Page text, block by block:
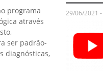
programa
através
ser padrão-
diagnósticas,
29/06/2021 -